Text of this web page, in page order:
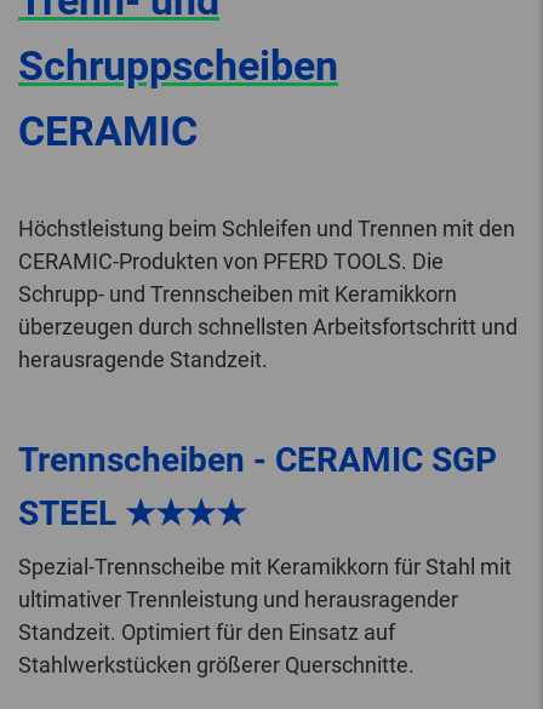
Schruppscheiben
CERAMIC
Höchstleistung beim Schleifen und Trennen mit den
CERAMIC-Produkten von PFERD TOOLS. Die
Schrupp- und Trennscheiben mit Keramikkorn
überzeugen durch schnellsten Arbeitsfortschritt und
herausragende Standzeit.
Trennscheiben - CERAMIC SGP
STEEL ★★★★
Spezial-Trennscheibe mit Keramikkorn für Stahl mit
ultimativer Trennleistung und herausragender
Standzeit. Optimiert für den Einsatz auf
Stahlwerkstücken größerer Querschnitte.